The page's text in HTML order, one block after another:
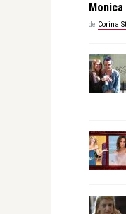
de Corina